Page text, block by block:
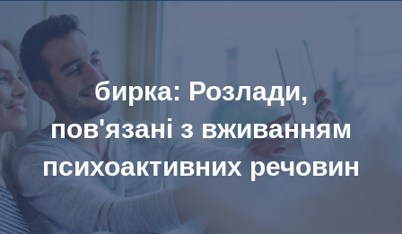
бирка: Розлади,
пов'язані з вживанням
психоактивних речовин